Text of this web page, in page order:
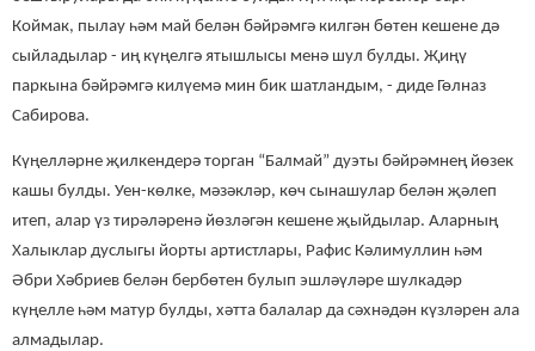
Коймак, пылау һәм май белән бәйрәмгә килгән бөтен кешене дә
сыйладылар - иң күңелгә ятышлысы менә шул булды. Җиңү
паркына бәйрәмгә килүемә мин бик шатландым, - диде Гөлназ
Сабирова.
Күңелләрне җилкендерә торган “Балмай” дуэты бәйрәмнең йөзек
кашы булды. Уен-көлке, мәзәкләр, көч сынашулар белән җәлеп
итеп, алар үз тирәләренә йөзләгән кешене җыйдылар. Аларның
Халыклар дуслыгы йорты артистлары, Рафис Кәлимуллин һәм
Әбри Хәбриев белән бербөтен булып эшләүләре шулкадәр
күңелле һәм матур булды, хәтта балалар да сәхнәдән күзләрен ала
алмадылар.